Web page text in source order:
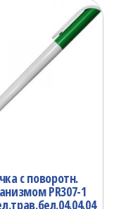
с поворотн.
PR307-1